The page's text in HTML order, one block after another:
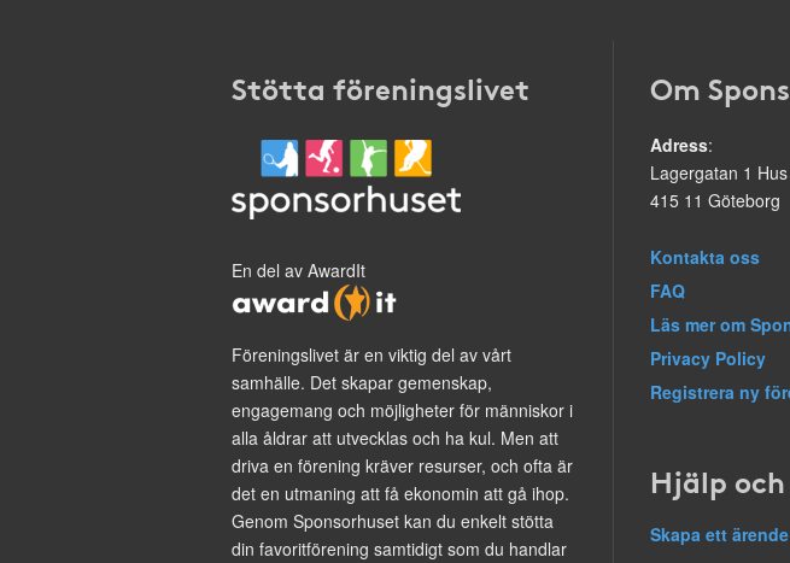
Stötta föreningslivet
En del av AwardIt
Föreningslivet är en viktig del av vårt
samhälle. Det skapar gemenskap,
engagemang och möjligheter för människor i
alla åldrar att utvecklas och ha kul. Men att
driva en förening kräver resurser, och ofta är
det en utmaning att få ekonomin att gå ihop.
Genom Sponsorhuset kan du enkelt stötta
din favoritförening samtidigt som du handlar
Om
Adress:
Lagergatan 1
415 11 Göteborg
Kontakta oss
FAQ
Läs mer om
Privacy Policy
Registrera ny
Hjälp
Skapa ett ärende